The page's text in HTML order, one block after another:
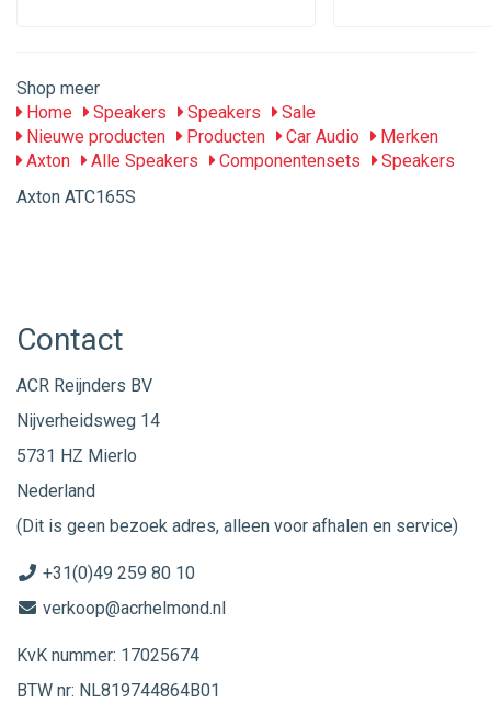
Shop meer
Home
Speakers Speakers
Sale
Nieuwe producten
Producten Car Audio
Merken
Axton
Alle Speakers Componentensets
Speakers
Axton ATC165S
Contact
ACR Reijnders BV
Nijverheidsweg 14
5731 HZ Mierlo
Nederland
(Dit is geen bezoek adres, alleen voor afhalen en service)
+31(0)49 259 80 10
verkoop@acrhelmond.nl
KvK nummer: 17025674
BTW nr: NL819744864B01